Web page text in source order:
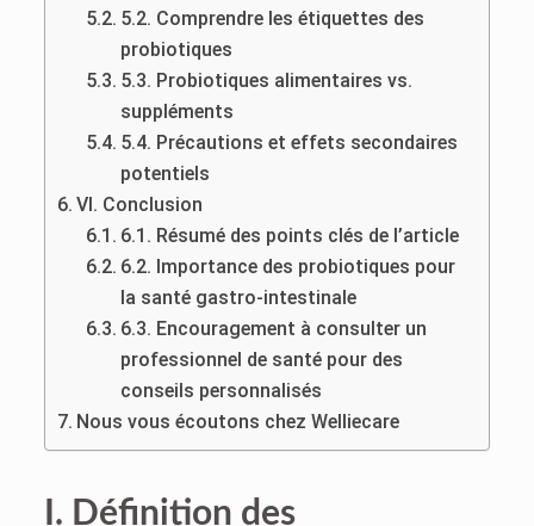
5.2. Comprendre les étiquettes des
probiotiques
5.3. Probiotiques alimentaires vs.
suppléments
5.4. Précautions et effets secondaires
potentiels
VI. Conclusion
6.1. Résumé des points clés de l’article
6.2. Importance des probiotiques pour
la santé gastro-intestinale
6.3. Encouragement à consulter un
professionnel de santé pour des
conseils personnalisés
Nous vous écoutons chez Welliecare
I. Définition des